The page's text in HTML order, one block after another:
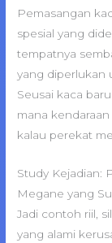
Pemasangan
spesial yang
tempatnya
yang diperlukan
Seusai kaca
mana
kalau perekat
Study Kejadian:
Megane yang
Jadi contoh riil,
yang alami